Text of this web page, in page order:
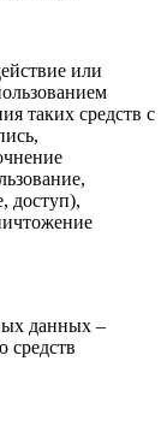
или
таких средств с
доступ),
данных –
средств